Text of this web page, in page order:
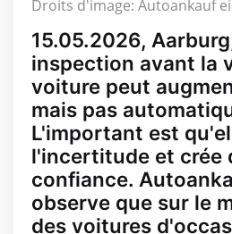
Droits d'image: Autoankauf
15.05.2026,
inspection avant la
voiture peut
mais pas
L'important est
l'incertitude et crée
confiance.
observe que sur le
des voitures